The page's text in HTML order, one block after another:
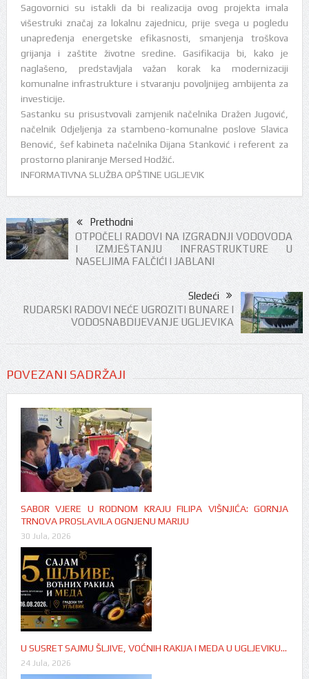
Sagovornici su istakli da bi realizacija ovog projekta imala
višestruki značaj za lokalnu zajednicu, prije svega u pogledu
unapređenja energetske efikasnosti, smanjenja troškova
grijanja i zaštite životne sredine. Gasifikacija bi, kako je
naglašeno, predstavljala važan korak ka modernizaciji
komunalne infrastrukture i stvaranju povoljnijeg ambijenta za
investicije.
Sastanku su prisustvovali zamjenik načelnika Dražen Jugović,
načelnik Odjeljenja za stambeno-komunalne poslove Slavica
Benović, šef kabineta načelnika Dijana Stanković i referent za
prostorno planiranje Mersed Hodžić.
INFORMATIVNA SLUŽBA OPŠTINE UGLJEVIK
Prethodni
OTPOČELI RADOVI NA IZGRADNJI VODOVODA
I IZMJEŠTANJU INFRASTRUKTURE U
NASELJIMA FALČIĆI I JABLANI
Sledeći
RUDARSKI RADOVI NEĆE UGROZITI BUNARE I
VODOSNABDIJEVANJE UGLJEVIKA
POVEZANI SADRŽAJI
SABOR VJERE U RODNOM KRAJU FILIPA VIŠNJIĆA: GORNJA
TRNOVA PROSLAVILA OGNJENU MARIJU
30 Jula, 2026
U SUSRET SAJMU ŠLJIVE, VOĆNIH RAKIJA I MEDA U UGLJEVIKU…
24 Jula, 2026